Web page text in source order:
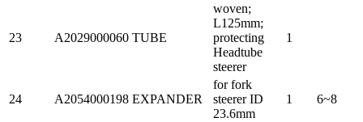
23 A2029000060 TUBE
woven;
L125mm;
protecting
Headtube
steerer
1
24 A2054000198 EXPANDER
for fork
steerer ID
23.6mm
1 6~8